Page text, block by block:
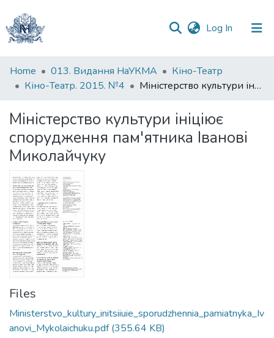
Log In (current)
Communities
&
All of DSpace
Statistics
Home 013. Видання НаУКМА
Кіно-Театр
Кіно-Театр. 2015. №4
Міністерство культури ініціює спорудження пам'ятника Іванові Миколайчуку
Міністерство культури ініціює
спорудження пам'ятника Іванові
Миколайчуку
Files
Ministerstvo_kultury_initsiiuie_sporudzhennia_pamiatnyka_Iv
anovi_Mykolaichuku.pdf(355.64 KB)